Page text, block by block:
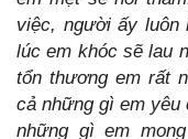
việc, người ấy luôn
lúc em khóc sẽ lau
tổn thương em rất
cả những gì em yêu
những gì em